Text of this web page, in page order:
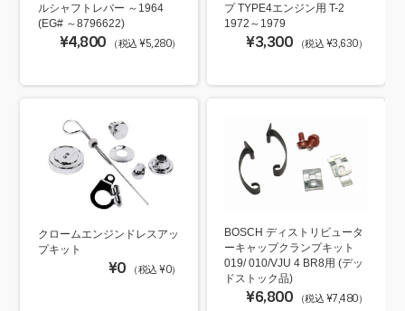
ルシャフトレバー ～1964
(EG# ～8796622)
¥4,800 （税込 ¥5,280）
プ TYPE4エンジン用 T-2
1972～1979
¥3,300 （税込 ¥3,630）
クロームエンジンドレスアッ
プキット
¥0 （税込 ¥0）
BOSCH ディストリビュータ
ーキャップクランプキット
019/ 010/VJU 4 BR8用 (デッ
ドストック品)
¥6,800 （税込 ¥7,480）